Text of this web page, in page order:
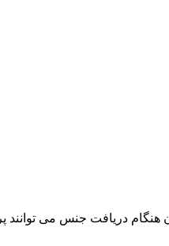
دریافت جنس می توانند